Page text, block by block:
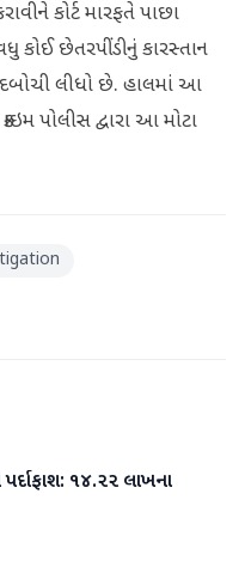
કોર્ટ મારફતે પાછા
છેતરપીંડીનું કારસ્તાન
લીધો છે. ​હાલમાં આ
પોલીસ દ્વારા આ મોટા
પર્દાફાશ: ૧૪.૨૨ લાખના